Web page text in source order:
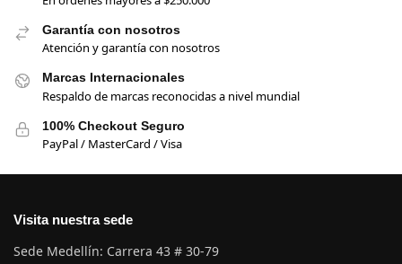
Garantía con nosotros
Atención y garantía con nosotros
Marcas Internacionales
Respaldo de marcas reconocidas a nivel mundial
100% Checkout Seguro
PayPal / MasterCard / Visa
Visita nuestra sede
Sede Medellín: Carrera 43 # 30-79